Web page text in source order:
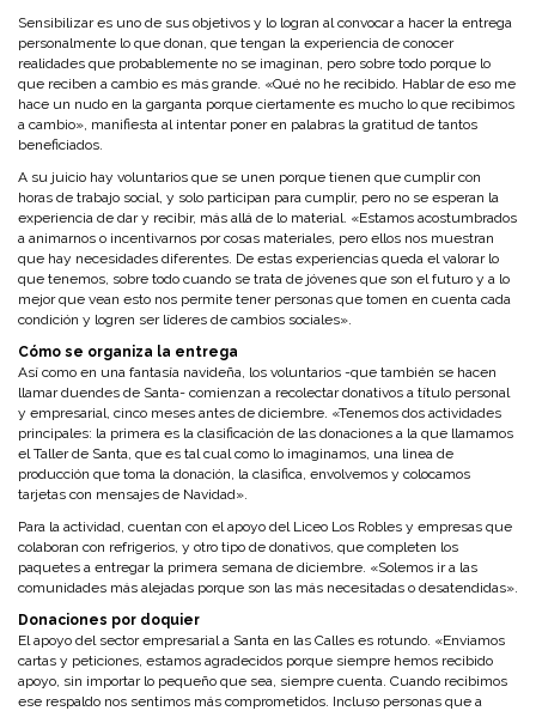
Sensibilizar es uno de sus objetivos y lo logran al convocar a hacer la entrega
personalmente lo que donan, que tengan la experiencia de conocer
realidades que probablemente no se imaginan, pero sobre todo porque lo
que reciben a cambio es más grande. «Qué no he recibido. Hablar de eso me
hace un nudo en la garganta porque ciertamente es mucho lo que recibimos
a cambio», manifiesta al intentar poner en palabras la gratitud de tantos
beneficiados.
A su juicio hay voluntarios que se unen porque tienen que cumplir con
horas de trabajo social, y solo participan para cumplir, pero no se esperan la
experiencia de dar y recibir, más allá de lo material. «Estamos acostumbrados
a animarnos o incentivarnos por cosas materiales, pero ellos nos muestran
que hay necesidades diferentes. De estas experiencias queda el valorar lo
que tenemos, sobre todo cuando se trata de jóvenes que son el futuro y a lo
mejor que vean esto nos permite tener personas que tomen en cuenta cada
condición y logren ser líderes de cambios sociales».
Cómo se organiza la entrega
Así como en una fantasía navideña, los voluntarios -que también se hacen
llamar duendes de Santa- comienzan a recolectar donativos a título personal
y empresarial, cinco meses antes de diciembre. «Tenemos dos actividades
principales: la primera es la clasificación de las donaciones a la que llamamos
el Taller de Santa, que es tal cual como lo imaginamos, una linea de
producción que toma la donación, la clasifica, envolvemos y colocamos
tarjetas con mensajes de Navidad».
Para la actividad, cuentan con el apoyo del Liceo Los Robles y empresas que
colaboran con refrigerios, y otro tipo de donativos, que completen los
paquetes a entregar la primera semana de diciembre. «Solemos ir a las
comunidades más alejadas porque son las más necesitadas o desatendidas».
Donaciones por doquier
El apoyo del sector empresarial a Santa en las Calles es rotundo. «Enviamos
cartas y peticiones, estamos agradecidos porque siempre hemos recibido
apoyo, sin importar lo pequeño que sea, siempre cuenta. Cuando recibimos
ese respaldo nos sentimos más comprometidos. Incluso personas que a